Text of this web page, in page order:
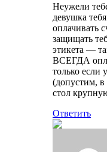
Неужели
девушка
оплачивать
защищать
этикета —
ВСЕГДА
только если
(допустим, в
стол
Ответить